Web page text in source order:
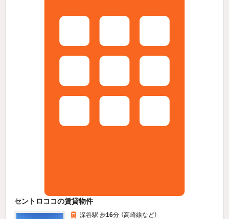
セントロココの賃貸物件
深谷駅 歩16分 （高崎線など）